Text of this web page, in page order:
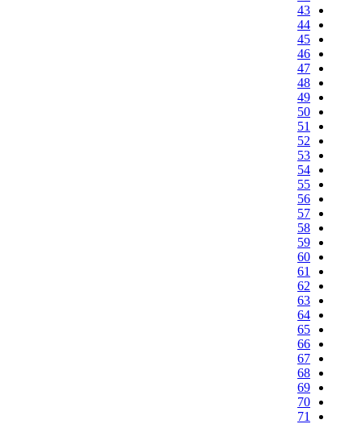
43
44
45
46
47
48
49
50
51
52
53
54
55
56
57
58
59
60
61
62
63
64
65
66
67
68
69
70
71